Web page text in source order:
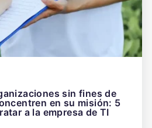
sin fines de
en su misión: 5
a la empresa de TI